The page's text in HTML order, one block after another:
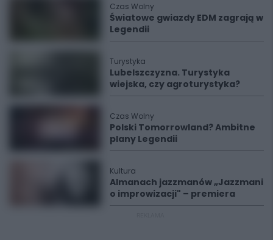
Czas Wolny
Światowe gwiazdy EDM zagrają w
Legendii
Turystyka
Lubelszczyzna. Turystyka
wiejska, czy agroturystyka?
Czas Wolny
Polski Tomorrowland? Ambitne
plany Legendii
Kultura
Almanach jazzmanów „Jazzmani
o improwizacji" – premiera